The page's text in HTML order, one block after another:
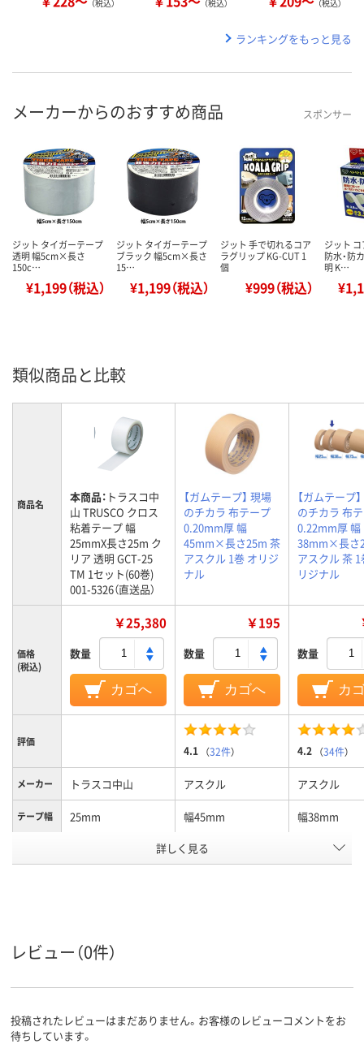
（税込） （税込） （税込）
ランキングをもっと見る
メーカーからのおすすめ商品 スポンサー
ジット タイガーテープ
透明 幅5cm×長さ
150c…
¥1,199（税込）
ジット タイガーテープ
ブラック 幅5cm×長さ
15…
¥1,199（税込）
ジット 手で切れるコア
ラグリップ KG-CUT 1
個
¥999（税込）
ジット
防水・防
明 K…
類似商品と比較
商品名 本商品： トラスコ中
山 TRUSCO クロス
粘着テープ 幅
25mmX長さ25m ク
リア 透明 GCT-25
TM 1セット(60巻)
001-5326（直送品）
【ガムテープ】 現場
のチカラ 布テープ
0.20mm厚 幅
45mm×長さ25m 茶
アスクル 1巻 オリジ
ナル
【ガムテープ
のチカラ 布
0.22mm厚 幅
38mm×長さ
アスクル 茶 1
リジナル
価格
(税込)
￥25,380
数量
カゴへ
￥195
数量
カゴへ
数量
カ
評価
4.1 （32件） 4.2 （34件）
メーカー トラスコ中山 アスクル アスクル
テープ幅 25mm 幅45mm 幅38mm
ループ
クリア(透明・半透明)
系
ブラウン系 ブラウン系
長さ 長さ（m）：25、25m
商品環境
25 10
詳しく見る
レビュー（0件）
投稿されたレビューはまだありません。お客様のレビューコメントをお
待ちしています。